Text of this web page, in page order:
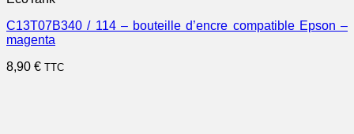
C13T07B340 / 114 – bouteille d’encre compatible Epson –
magenta
8,90 € TTC